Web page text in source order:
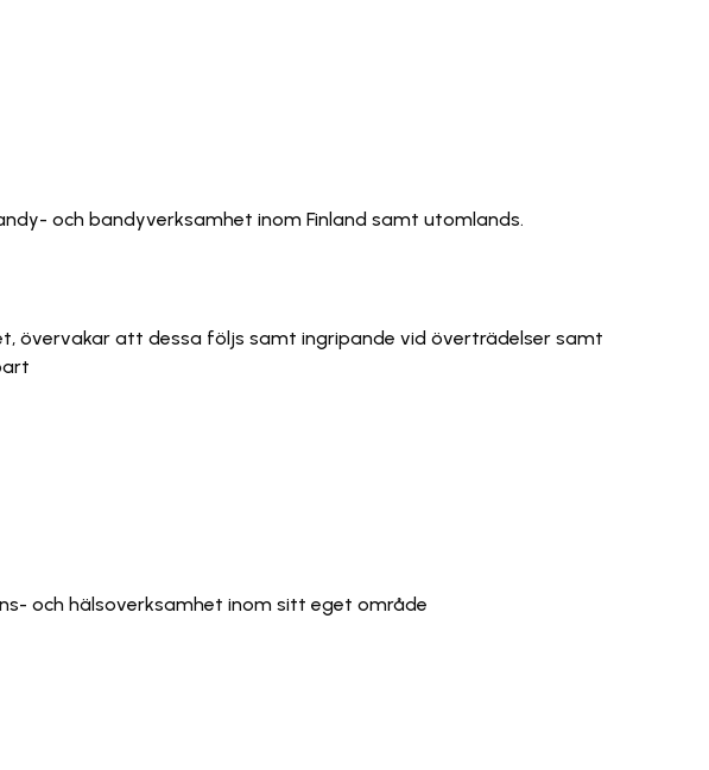
och bandyverksamhet inom Finland samt utomlands.
övervakar att dessa följs samt ingripande vid överträdelser samt
och hälsoverksamhet inom sitt eget område